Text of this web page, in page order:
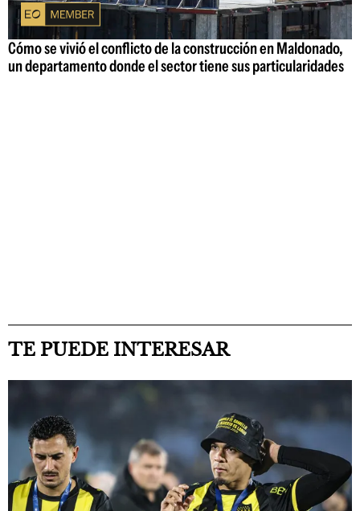
Cómo se vivió el conflicto de la construcción en Maldonado,
un departamento donde el sector tiene sus particularidades
TE PUEDE INTERESAR